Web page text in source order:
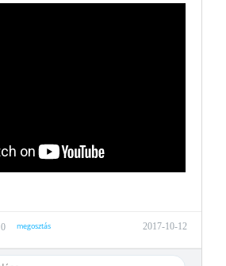
0 megosztás 2017-10-12